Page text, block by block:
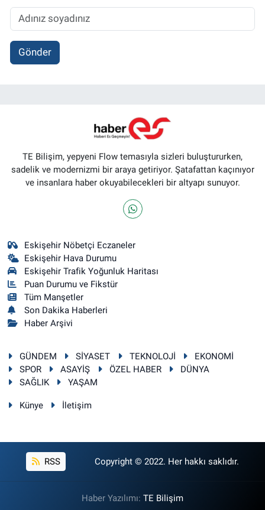
Gönder
TE Bilişim, yepyeni Flow temasıyla sizleri buluştururken,
sadelik ve modernizmi bir araya getiriyor. Şatafattan kaçınıyor
ve insanlara haber okuyabilecekleri bir altyapı sunuyor.
Eskişehir Nöbetçi Eczaneler
Eskişehir Hava Durumu
Eskişehir Trafik Yoğunluk Haritası
Puan Durumu ve Fikstür
Tüm Manşetler
Son Dakika Haberleri
Haber Arşivi
GÜNDEM SİYASET TEKNOLOJİ
EKONOMİ
SPOR
ASAYİŞ ÖZEL HABER
DÜNYA
SAĞLIK
YAŞAM
Künye İletişim
RSS Copyright © 2022. Her hakkı saklıdır.
Haber Yazılımı: TE Bilişim